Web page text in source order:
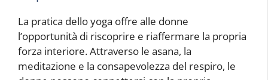
La pratica dello yoga offre alle donne
l’opportunità di riscoprire e riaffermare la propria
forza interiore. Attraverso le asana, la
meditazione e la consapevolezza del respiro, le